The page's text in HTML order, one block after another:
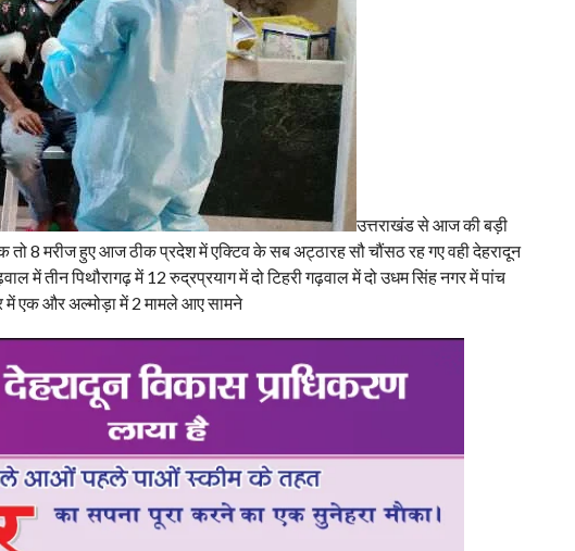
उत्तराखंड से आज की बड़ी
तो 8 मरीज हुए आज ठीक प्रदेश में एक्टिव के सब अट्ठारह सौ चौंसठ रह गए वही देहरादून
में तीन पिथौरागढ़ में 12 रुद्रप्रयाग में दो टिहरी गढ़वाल में दो उधम सिंह नगर में पांच
में एक और अल्मोड़ा में 2 मामले आए सामने